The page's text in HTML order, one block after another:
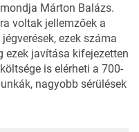
Márton Balázs.
voltak jellemzőek a
ezek száma
ezek javítása kifejezetten
is elérheti a 700-
nagyobb sérülések